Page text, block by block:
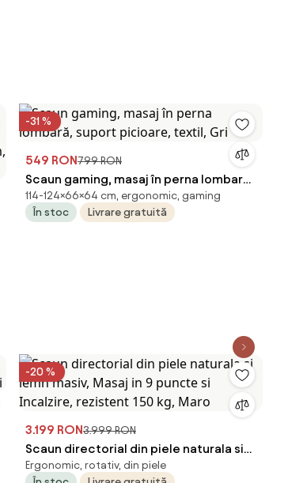
-31 %
549 RON799 RON
Scaun gaming, masaj în perna lombară,
suport picioare, textil, Gri
114-124×66×64 cm, ergonomic, gaming
În stoc
Livrare gratuită
-20 %
3.199 RON3.999 RON
Scaun directorial din piele naturala si
lemn masiv, Masaj in 9 puncte si
Ergonomic, rotativ, din piele